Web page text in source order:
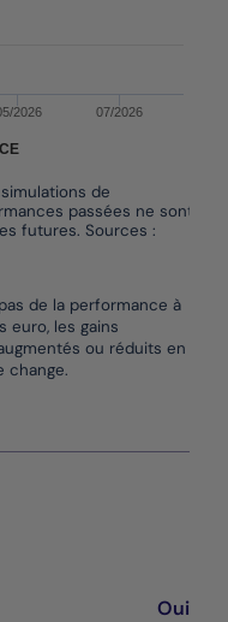
de
passées ne sont pas
futures. Sources :
2026 07/2026
de la performance à
euro, les gains
ou réduits en
change.
Oui